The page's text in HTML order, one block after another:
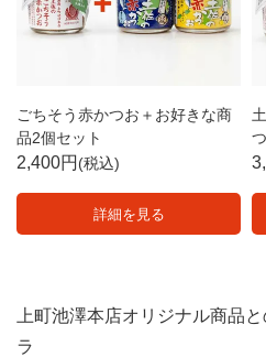
ごちそう赤かつお＋お好きな商
品2個セット
2,400 税込
詳細を見る
上町池澤本店オリジナル商品
ラ